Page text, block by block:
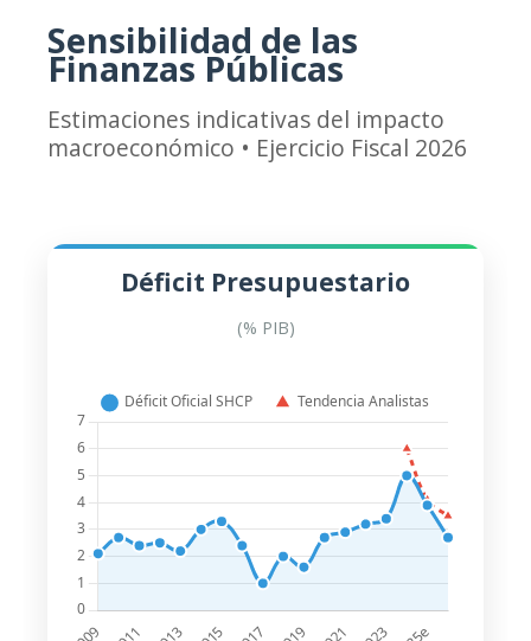
Sensibilidad de las
Finanzas Públicas
Estimaciones indicativas del impacto
macroeconómico • Ejercicio Fiscal 2026
Déficit Presupuestario
(% PIB)